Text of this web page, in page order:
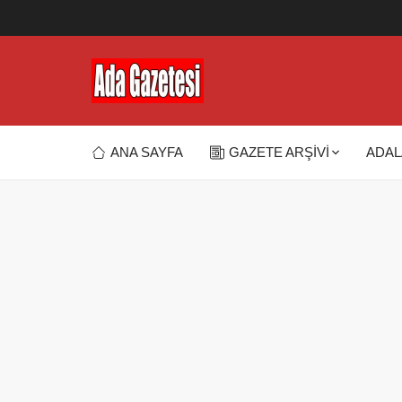
ANA SAYFA GAZETE ARŞİVİ